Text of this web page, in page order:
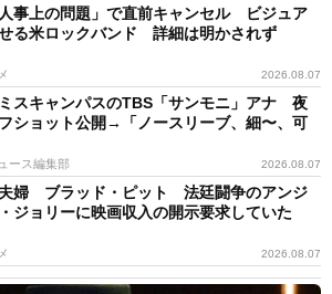
事上の問題」で直前キャンセル ビジュア
る米ロックバンド 詳細は明かされず
2026.08.07
スキャンパスのTBS「サンモニ」アナ 夜
ショット公開→「ノースリーブ、細〜、可
ース編集部 2026.08.07
婦 ブラッド・ピット 法廷闘争のアンジ
ジョリーに映画収入の開示要求していた
2026.08.07